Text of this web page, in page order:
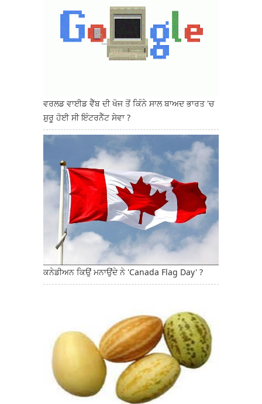
ਵਰਲਡ ਵਾਈਡ ਵੈੱਬ ਦੀ ਖੋਜ ਤੋਂ ਕਿੰਨੇ ਸਾਲ ਬਾਅਦ ਭਾਰਤ 'ਚ
ਸ਼ੁਰੂ ਹੋਈ ਸੀ ਇੰਟਰਨੈੱਟ ਸੇਵਾ ?
ਕਨੇਡੀਅਨ ਕਿਉਂ ਮਨਾਉਂਦੇ ਨੇ 'Canada Flag Day' ?